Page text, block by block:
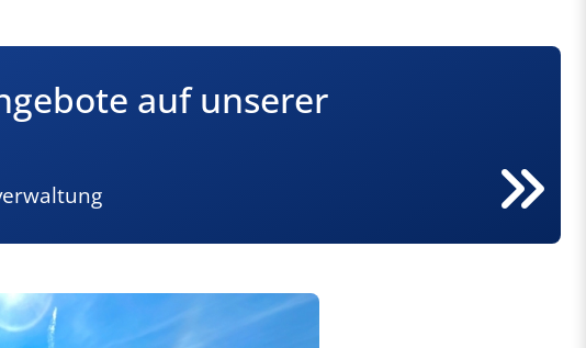
auf unserer